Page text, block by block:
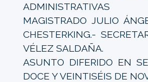
ADMINISTRATIVAS
MAGISTRADO JULIO
CHESTERKING.-
VÉLEZ SALDAÑA.
ASUNTO DIFERIDO EN
DOCE Y VEINTISÉIS DE